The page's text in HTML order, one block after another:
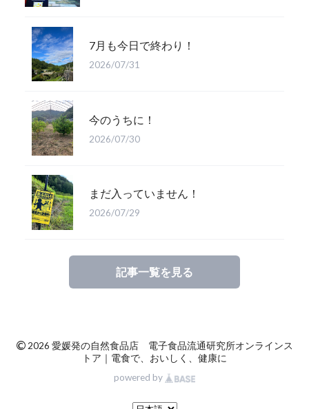
7月も今日で終わり！
2026/07/31
今のうちに！
2026/07/30
まだ入っていません！
2026/07/29
記事一覧を見る
© 2026 愛媛発の自然食品店 電子食品流通研究所オンラインス
トア｜電食で、おいしく、健康に
powered by